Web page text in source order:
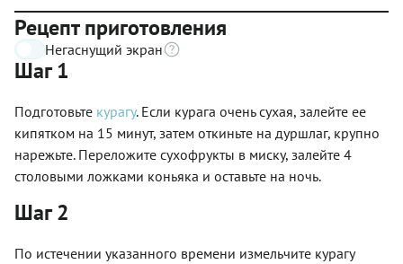
Рецепт приготовления
Негаснущий экран
Шаг 1
Подготовьте курагу. Если курага очень сухая, залейте ее
кипятком на 15 минут, затем откиньте на дуршлаг, крупно
нарежьте. Переложите сухофрукты в миску, залейте 4
столовыми ложками коньяка и оставьте на ночь.
Шаг 2
По истечении указанного времени измельчите курагу